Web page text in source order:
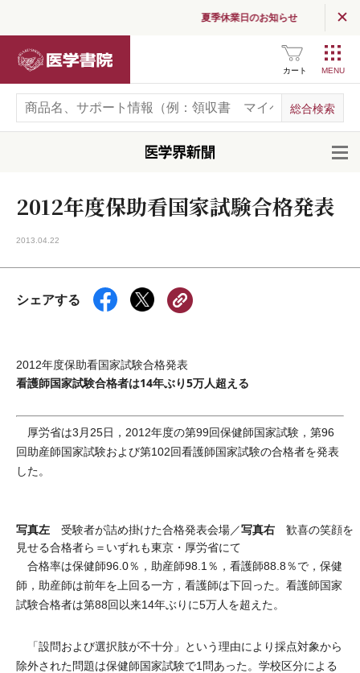
夏季休業日のお知らせ
カート
2012年度保助看国家試験合格発表
2013.04.22
シェアする
2012年度保助看国家試験合格発表
看護師国家試験合格者は14年ぶり5万人超える
厚労省は3月25日，2012年度の第99回保健師国家試験，第96
回助産師国家試験および第102回看護師国家試験の合格者を発表
した。
写真左 受験者が詰め掛けた合格発表会場／写真右 歓喜の笑顔を
見せる合格者ら＝いずれも東京・厚労省にて
合格率は保健師96.0％，助産師98.1％，看護師88.8％で，保健
師，助産師は前年を上回る一方，看護師は下回った。看護師国家
試験合格者は第88回以来14年ぶりに5万人を超えた。
「設問および選択肢が不十分」という理由により採点対象から
除外された問題は保健師国家試験で1問あった。学校区分による